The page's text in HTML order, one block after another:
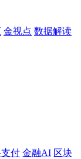
金视点 数据解读
付 金融AI 区块